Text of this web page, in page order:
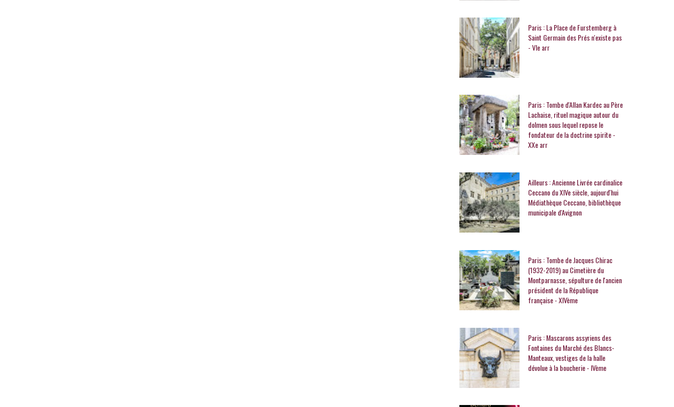
Paris : La Place de Furstemberg à
Saint Germain des Prés n'existe pas
- VIe arr
Paris : Tombe d'Allan Kardec au Père
Lachaise, rituel magique autour du
dolmen sous lequel repose le
fondateur de la doctrine spirite -
XXe arr
Ailleurs : Ancienne Livrée cardinalice
Ceccano du XIVe siècle, aujourd'hui
Médiathèque Ceccano, bibliothèque
municipale d'Avignon
Paris : Tombe de Jacques Chirac
(1932-2019) au Cimetière du
Montparnasse, sépulture de l'ancien
président de la République
française - XIVème
Paris : Mascarons assyriens des
Fontaines du Marché des Blancs-
Manteaux, vestiges de la halle
dévolue à la boucherie - IVème